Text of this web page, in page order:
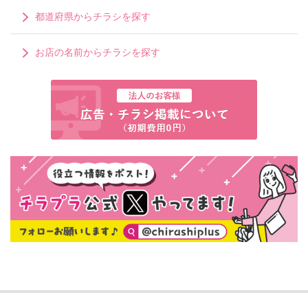
都道府県からチラシを探す
お店の名前からチラシを探す